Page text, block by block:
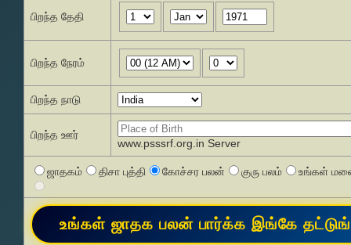
பிறந்த தேதி
பிறந்த நேரம்
பிறந்த நாடு
பிறந்த ஊர்
www.psssrf.org.in Server
ஜாதகம் திசா புத்தி கோச்சர பலன் குரு பலம் உங்கள்